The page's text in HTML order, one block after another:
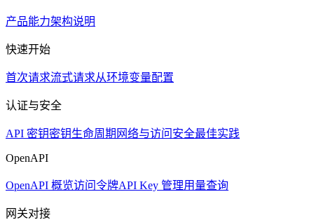
产品能力架构说明
快速开始
首次请求流式请求从环境变量配置
认证与安全
API 密钥密钥生命周期 网络与访问 安全最佳实践
OpenAPI
OpenAPI 概览访问令牌API Key 管理用量查询
网关对接